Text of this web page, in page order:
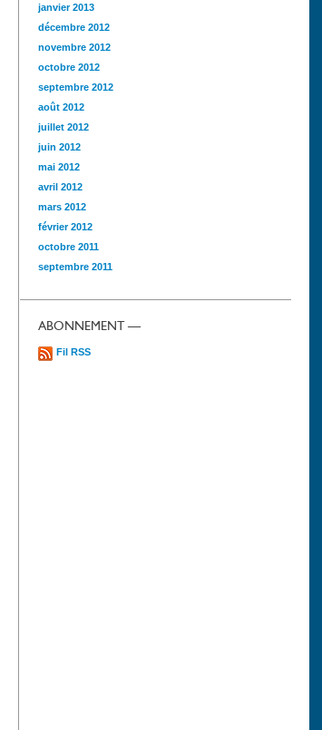
janvier 2013
décembre 2012
novembre 2012
octobre 2012
septembre 2012
août 2012
juillet 2012
juin 2012
mai 2012
avril 2012
mars 2012
février 2012
octobre 2011
septembre 2011
ABONNEMENT —
Fil RSS